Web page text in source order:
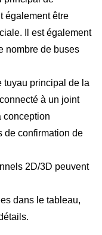
également être
Il est également
nombre de buses
tuyau principal de la
à un joint
conception
de confirmation de
2D/3D peuvent
dans le tableau,